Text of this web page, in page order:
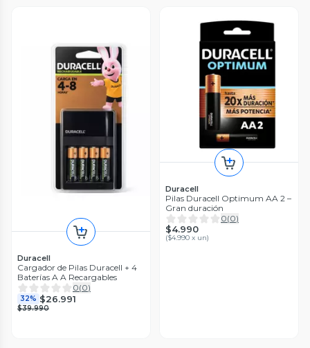
Duracell
Cargador de Pilas Duracell + 4
Baterías A A Recargables
0(0)
32% $26.991
$39.990
Duracell
Pilas Duracell Optimum AA 2 –
Gran duración
0(0)
$4.990
($4.990 x un)